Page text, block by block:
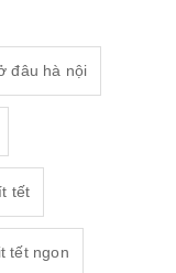
đâu hà nội
tết
tết ngon